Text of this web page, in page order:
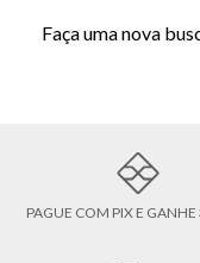
Faça uma nova
PAGUE COM PIX E GANHE